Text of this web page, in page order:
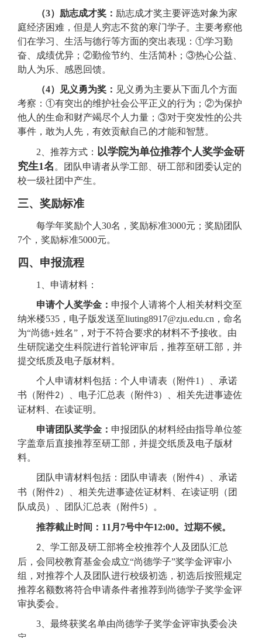
（3）励志成才奖： 励志成才奖主要评选对象为家
庭经济困难，但是人穷志不贫的寒门学子。主要考察他
们在学习、生活与德行等方面的突出表现： ①学习勤
奋、成绩优异； ②勤俭节约、生活简朴； ③热心公益、
助人为乐、感恩回馈。
（4）见义勇为奖： 见义勇为主要从下面几个方面
考察： ①有突出的维护社会公平正义的行为； ②为保护
他人的生命和财产竭尽个人力量； ③对于突发性的公共
事件，敢为人先，有效贡献自己的才能和智慧。
2、推荐方式 ： 以学院为单位推荐个人奖学金研
究生1名 。团队申请者从学工部 、研工部和团委认定的
校一级社团 中产生。
三、奖励标准
每学年奖励个人 30名 ，奖励标准3000元； 奖励团队
7个 ，奖励标准5000元。
四 、 申报流程
1、申请材料：
申请个人奖学金： 申报个人 请将个人相关材料交至
纳米楼535 ，电子版发送至liuting8917@zju.edu.cn，命名
为“尚德+姓名”，对于不符合要求的材料不予接收。由
生研院递交生科院进行首轮评审后，推荐至研工部，并
提交纸质及电子版材料。
个人申请材料包括： 个人申请表（附件1）、 承诺
书（ 附件2） 、电子汇总表（ 附件3）、相关先进事迹佐
证材料、 在读证明。
申请团队奖学金： 申报团队的材料经由指导单位签
字盖章后直接推荐至研工部，并提交纸质及电子版材
料。
团队申请材料包括： 团队申请表（附件4）、 承诺
书（ 附件2） 相关先进事迹佐证材料、 在读证明（团
队成员）
、团队汇总表 （ 附件5） 。
推荐截止时间： 11 月7号中午12:00。过期不候。
2 、学工部及研工部将全校推荐个人及团队汇总
后，会同校教育基金会成立“尚德学子”奖学金评审小
组，对推荐个人及团队进行校级初选 ， 初选后按照规定
推荐名额数将符合申请条件者推荐到尚德学子奖学金评
审执委会。
3、 最终获奖名单由尚德学子奖学金评审执委会决